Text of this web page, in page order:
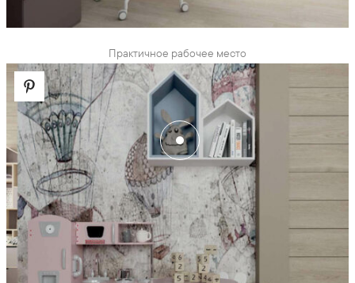
Практичное рабочее место